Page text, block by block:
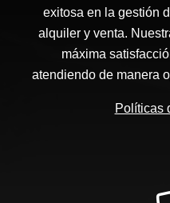
exitosa en la gestión
alquiler y venta.
máxima
atendiendo de manera
Políticas